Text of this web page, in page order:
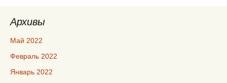
Архивы
Май 2022
Февраль 2022
Январь 2022